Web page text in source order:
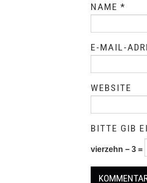
NAME *
E-MAIL-
WEBSITE
BITTE GIB
vierzehn − 3 =